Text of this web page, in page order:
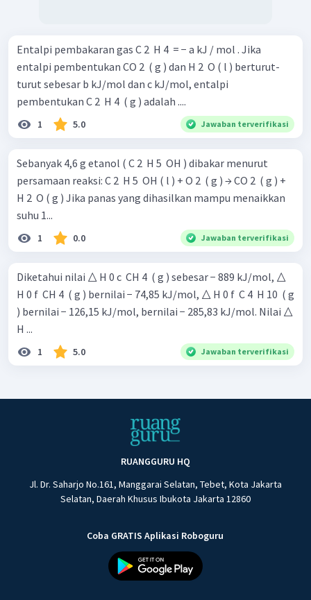
Entalpi pembakaran gas C 2 ​ H 4 ​ = − a kJ / mol . Jika
entalpi pembentukan CO 2 ​ ( g ) dan H 2 ​ O ( l ) berturut-
turut sebesar b kJ/mol dan c kJ/mol, entalpi
pembentukan C 2 ​ H 4 ​ ( g ) adalah ....
1 5.0 Jawaban terverifikasi
Sebanyak 4,6 g etanol ( C 2 ​ H 5 ​ OH ) dibakar menurut
persamaan reaksi: C 2 ​ H 5 ​ OH ( l ) + O 2 ​ ( g ) → CO 2 ​ ( g ) +
H 2 ​ O ( g ) Jika panas yang dihasilkan mampu menaikkan
suhu 1...
1 0.0 Jawaban terverifikasi
Diketahui nilai △ H 0 c ​ CH 4 ​ ( g ) sebesar − 889 kJ/mol, △
H 0 f ​ CH 4 ​ ( g ) bernilai − 74,85 kJ/mol, △ H 0 f ​ C 4 ​ H 10 ​ ( g
) bernilai − 126,15 kJ/mol, bernilai − 285,83 kJ/mol. Nilai △
H ...
1 5.0 Jawaban terverifikasi
RUANGGURU HQ
Jl. Dr. Saharjo No.161, Manggarai Selatan, Tebet, Kota Jakarta
Selatan, Daerah Khusus Ibukota Jakarta 12860
Coba GRATIS Aplikasi Roboguru